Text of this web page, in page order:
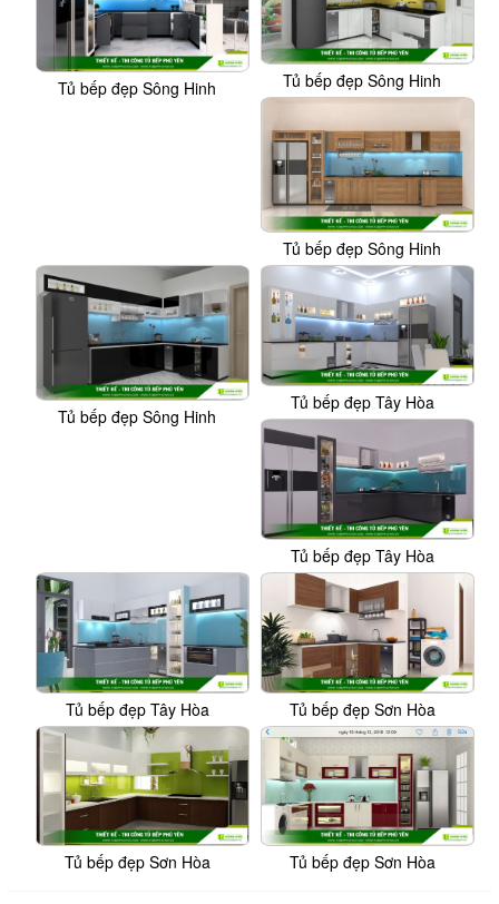
Tủ bếp đẹp Sông Hinh Tủ bếp đẹp Sông Hinh
Tủ bếp đẹp Sông Hinh
Tủ bếp đẹp Sông Hinh
Tủ bếp đẹp Tây Hòa
Tủ bếp đẹp Tây Hòa
Tủ bếp đẹp Tây Hòa Tủ bếp đẹp Sơn Hòa
Tủ bếp đẹp Sơn Hòa Tủ bếp đẹp Sơn Hòa